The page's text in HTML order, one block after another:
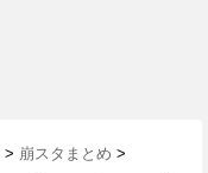
> 崩スタまとめ >